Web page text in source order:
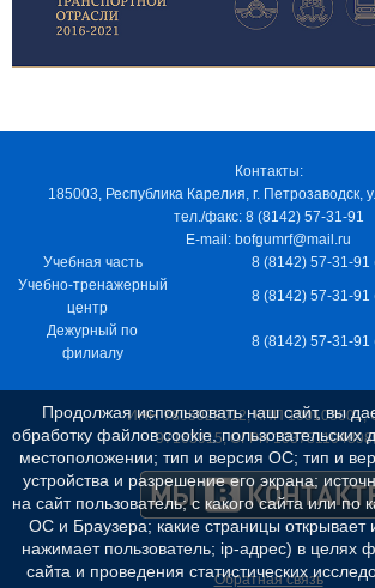
Контакты:
185003, Республика Карелия, г. Петрозаводск,
тел./факс: 8 (8142) 57-31-91
E-mail: bofgumrf@mail.ru
Учебная часть
8 (8142) 57-31-91
Учебно-тренажерный
центр
8 (8142) 57-31-91
Дежурный по
филиалу
8 (8142) 57-31-91
ИНН 7805029012, КПП 100103001,
97163915, ОГРН
Обратная связь
Продолжая использовать наш сайт, вы
обработку файлов cookie, пользовательских
местоположении; тип и версия ОС; тип и
устройства и разрешение его экрана;
на сайт пользователь; с какого сайта или по
ОС и Браузера; какие страницы открывает
нажимает пользователь; ip-адрес) в целях
сайта и проведения статистических